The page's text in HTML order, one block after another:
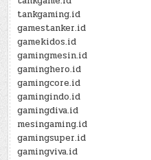
tankgaming.id
gamestanker.id
gamekidos.id
gamingmesin.id
gaminghero.id
gamingcore.id
gamingindo.id
gamingdiva.id
mesingaming.id
gamingsuper.id
gamingviva.id